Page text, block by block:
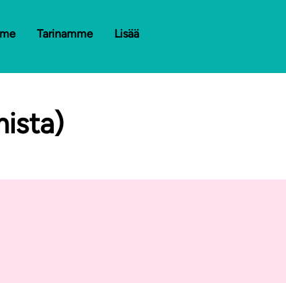
Tarinamme Lisää